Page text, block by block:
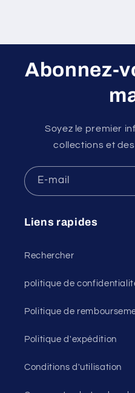
Abonnez-
Soyez le premier
collections et
E-mail
Liens rapides
Rechercher
politique de
Politique de
Politique d'expédition
Conditions d'utilisation